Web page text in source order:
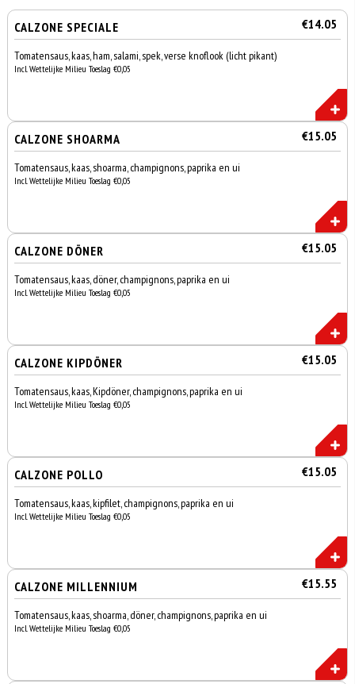
CALZONE SPECIALE €14.05
Tomatensaus, kaas, ham, salami, spek, verse knoflook (licht pikant)
Incl. Wettelijke Milieu Toeslag €0,05
CALZONE SHOARMA €15.05
Tomatensaus, kaas, shoarma, champignons, paprika en ui
Incl. Wettelijke Milieu Toeslag €0,05
CALZONE DÖNER €15.05
Tomatensaus, kaas, döner, champignons, paprika en ui
Incl. Wettelijke Milieu Toeslag €0,05
CALZONE KIPDÖNER €15.05
Tomatensaus, kaas, Kipdöner, champignons, paprika en ui
Incl. Wettelijke Milieu Toeslag €0,05
CALZONE POLLO €15.05
Tomatensaus, kaas, kipfilet, champignons, paprika en ui
Incl. Wettelijke Milieu Toeslag €0,05
CALZONE MILLENNIUM €15.55
Tomatensaus, kaas, shoarma, döner, champignons, paprika en ui
Incl. Wettelijke Milieu Toeslag €0,05